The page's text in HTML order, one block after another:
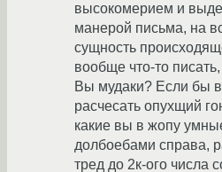
высокомерием и
манерой письма, на
сущность
вообще что-то
Вы мудаки? Если бы
расчесать опухщий
какие вы в жопу
долбоебами справа,
тред до 2к-ого числа